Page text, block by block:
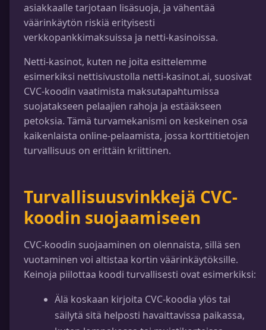
asiakkaalle tarjotaan lisäsuoja, ja vähentää
väärinkäytön riskiä erityisesti
verkkopankkimaksuissa ja netti-kasinoissa.
Netti-kasinot, kuten ne joita esittelemme
esimerkiksi nettisivustolla netti-kasinot.ai, suosivat
CVC-koodin vaatimista maksutapahtumissa
suojatakseen pelaajien rahoja ja estääkseen
petoksia. Tämä turvamekanismi on keskeinen osa
kaikenlaista online-pelaamista, jossa korttitietojen
turvallisuus on erittäin kriittinen.
Turvallisuusvinkkejä CVC-
koodin suojaamiseen
CVC-koodin suojaaminen on olennaista, sillä sen
vuotaminen voi altistaa kortin väärinkäytöksille.
Keinoja piilottaa koodi turvallisesti ovat esimerkiksi:
Älä koskaan kirjoita CVC-koodia ylös tai
säilytä sitä helposti havaittavissa paikassa,